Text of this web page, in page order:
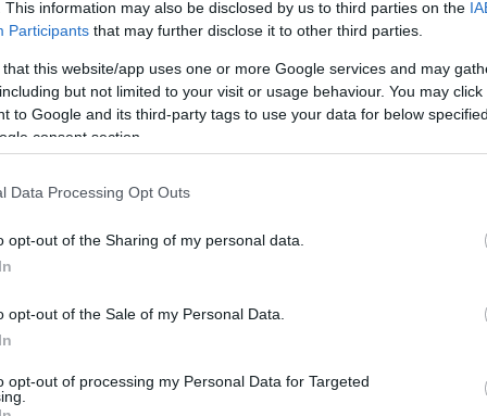
This information may also be disclosed by us to third parties on the
Participants that may further disclose it to other third parties.
that this website/app uses one or more Google services and may
but not limited to your visit or usage behaviour. You may
to Google and its third-party tags to use your data for below
consent section.
Data Processing Opt Outs
opt-out of the Sharing of my personal data.
opt-out of the Sale of my Personal Data.
opt-out of processing my Personal Data for Targeted
TOVÁBB →
AS DALOK
valamint a személyes lemezlisták után következzenek a
évösszegzések! Szerzőink 2011-es és 2012-es favoritjai…